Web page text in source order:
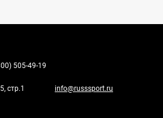
505-49-19
стр.1 info@russsport.ru